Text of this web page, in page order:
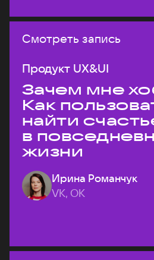
Смотреть запись
Продукт UX&UI
Зачем мне
Как
найти
в
жизни
Ирина Романчук
VK, ОК